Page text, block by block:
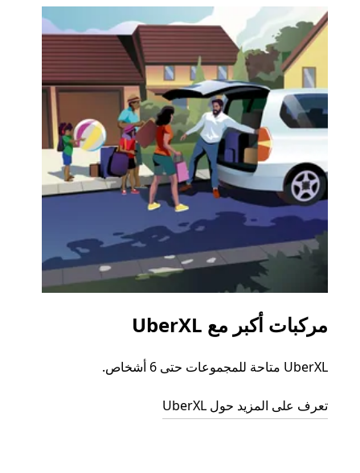
مركبات أكبر مع UberXL
UberXL متاحة للمجموعات حتى 6 أشخاص.
تعرف على المزيد حول UberXL